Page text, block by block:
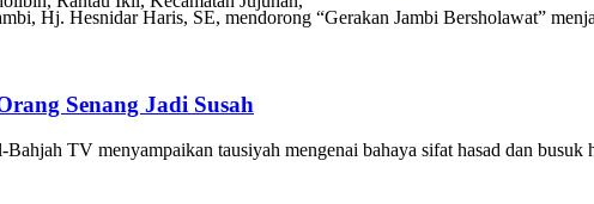
Hesnidar Haris, SE, mendorong “Gerakan Jambi Bersholawat”
Senang Jadi Susah
TV menyampaikan tausiyah mengenai bahaya sifat hasad dan busuk